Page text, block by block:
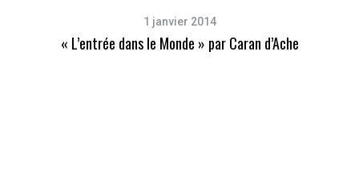
1 janvier 2014
« L’entrée dans le Monde » par Caran d’Ache